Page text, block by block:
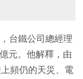
台鐵公司總經理
元。他解釋，由
頻仍的天災、電